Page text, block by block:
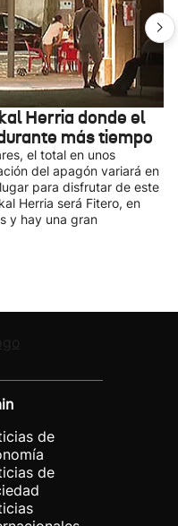
Herria donde el
más tiempo
el total en unos
del apagón variará en
para disfrutar de este
Herria será Fitero, en
y hay una gran
de
de